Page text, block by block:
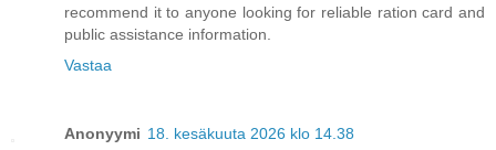
recommend it to anyone looking for reliable ration card and
public assistance information.
Vastaa
Anonyymi 18. kesäkuuta 2026 klo 14.38